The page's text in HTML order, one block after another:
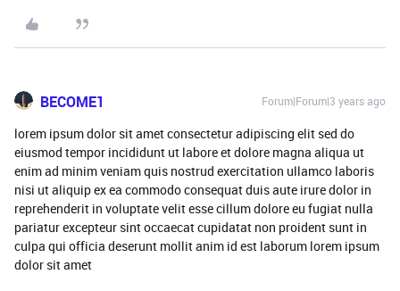
BECOME1 Forum|Forum|3 years ago
lorem ipsum dolor sit amet consectetur adipiscing elit sed do
eiusmod tempor incididunt ut labore et dolore magna aliqua ut
enim ad minim veniam quis nostrud exercitation ullamco laboris
nisi ut aliquip ex ea commodo consequat duis aute irure dolor in
reprehenderit in voluptate velit esse cillum dolore eu fugiat nulla
pariatur excepteur sint occaecat cupidatat non proident sunt in
culpa qui officia deserunt mollit anim id est laborum lorem ipsum
dolor sit amet